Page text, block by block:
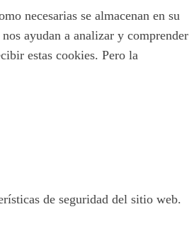
necesarias se almacenan en su
ayudan a analizar y comprender
estas cookies. Pero la
de seguridad del sitio web.